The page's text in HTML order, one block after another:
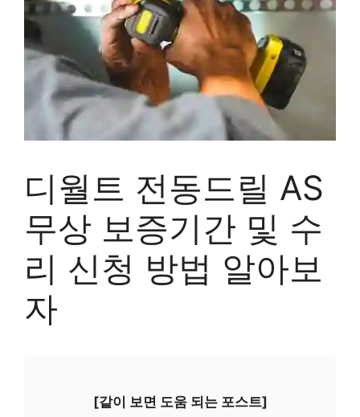
디월트 전동드릴 AS
무상 보증기간 및 수
리 신청 방법 알아보
자
[같이 보면 도움 되는 포스트]